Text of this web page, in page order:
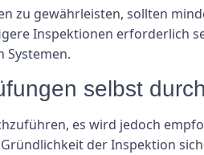
gewährleisten, sollten
Inspektionen erforderlich
Systemen.
selbst
es wird jedoch
der Inspektion